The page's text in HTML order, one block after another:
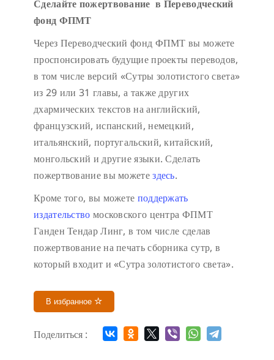
Сделайте пожертвование в Переводческий
фонд ФПМТ
Через Переводческий фонд ФПМТ вы можете
проспонсировать будущие проекты переводов,
в том числе версий «Сутры золотистого света»
из 29 или 31 главы, а также других
дхармических текстов на английский,
французский, испанский, немецкий,
итальянский, португальский, китайский,
монгольский и другие языки. Сделать
пожертвование вы можетездесь.
Кроме того, вы можете поддержать
издательство московского центра ФПМТ
Ганден Тендар Линг, в том числе сделав
пожертвование на печать сборника сутр, в
который входит и «Сутра золотистого света».
В избранное
Поделиться :